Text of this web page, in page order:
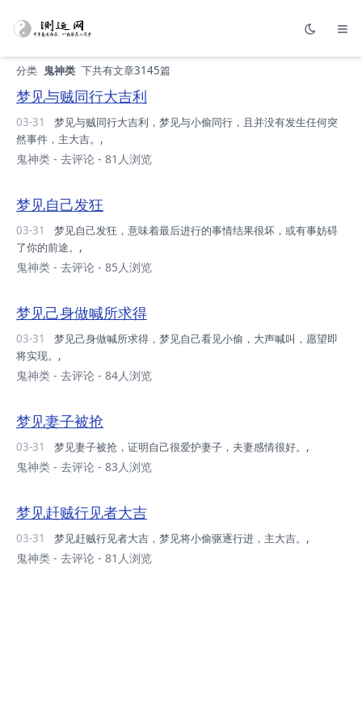
分类 鬼神类 下共有文章3145篇
梦见与贼同行大吉利
03-31
然事件，主大吉。,
鬼神类 - 去评论 - 81人浏览
梦见自己发狂
03-31
了你的前途。,
鬼神类 - 去评论 - 85人浏览
梦见己身做喊所求得
03-31
将实现。,
鬼神类 - 去评论 - 84人浏览
梦见妻子被抢
03-31 梦见妻子被抢，证明自己很爱护妻子，夫妻感情很好。,
鬼神类 - 去评论 - 83人浏览
梦见赶贼行见者大吉
03-31 梦见赶贼行见者大吉，梦见将小偷驱逐行进，主大吉。,
鬼神类 - 去评论 - 81人浏览